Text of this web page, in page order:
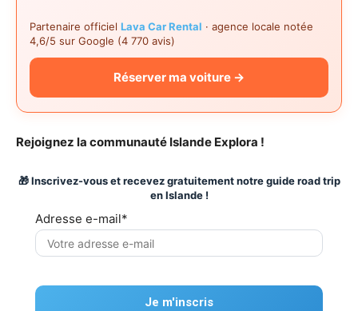
Partenaire officiel Lava Car Rental · agence locale notée
4,6/5 sur Google (4 770 avis)
Réserver ma voiture →
Rejoignez la communauté Islande Explora !
🎁 Inscrivez-vous et recevez gratuitement notre guide road trip
en Islande !
Adresse e-mail*